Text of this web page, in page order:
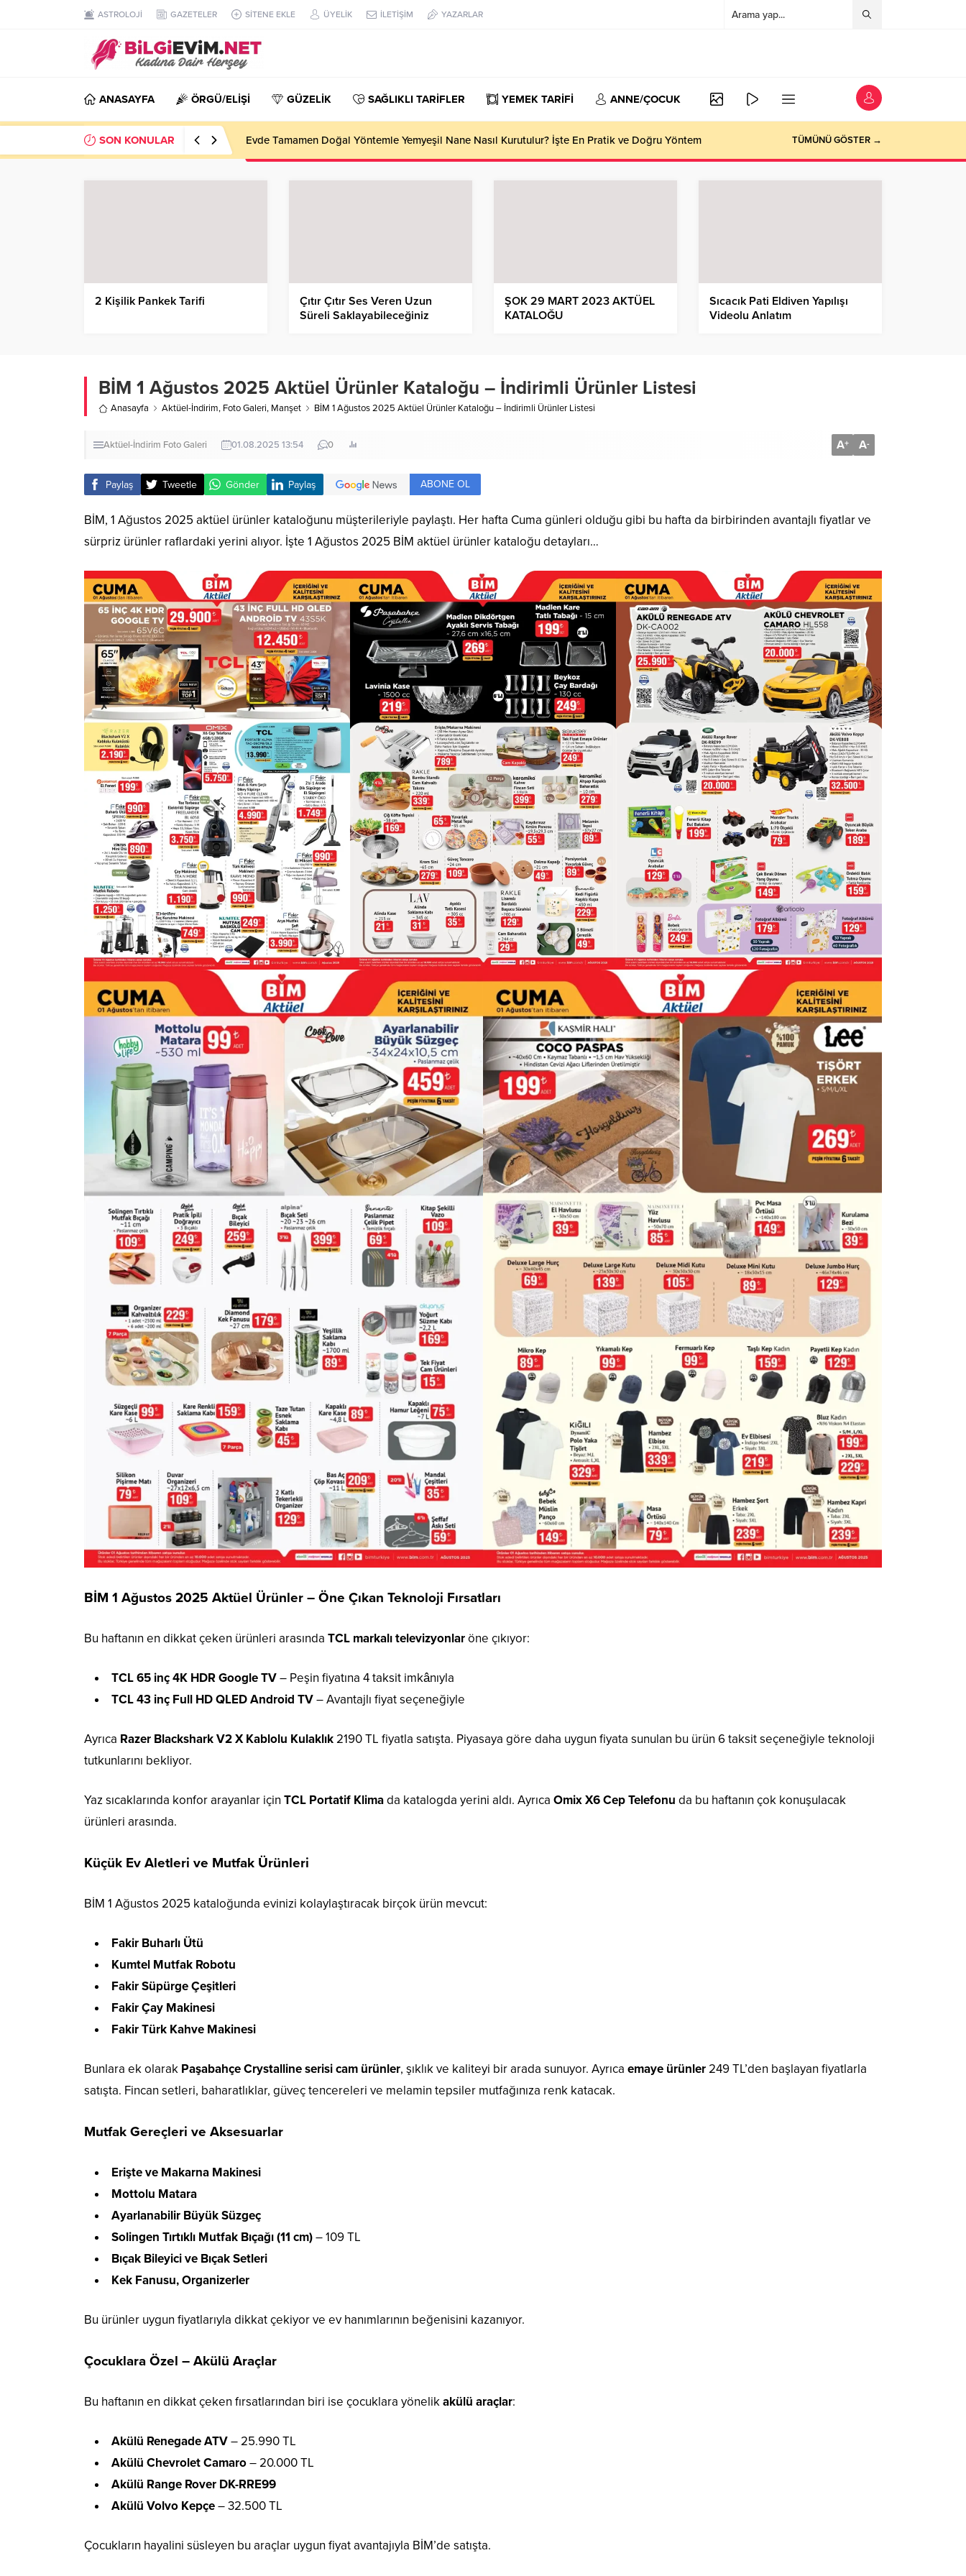
ASTROLOJİ GAZETELER SİTENE EKLE ÜYELİK İLETİŞİM YAZARLAR
ANASAYFA ÖRGÜ/ELİŞİ GÜZELİK SAĞLIKLI TARİFLER YEMEK TARİFİ ANNE/ÇOCUK
SON KONULAR Evde Tamamen Doğal Yöntemle Yemyeşil Nane Nasıl Kurutulur? İşte En Pratik ve Doğru Yöntem TÜMÜNÜ GÖSTER →
2 Kişilik Pankek Tarifi
Çıtır Çıtır Ses Veren Uzun
Süreli Saklayabileceğiniz
ŞOK 29 MART 2023 AKTÜEL
KATALOĞU
Sıcacık Pati Eldiven Yapılışı
Videolu Anlatım
BİM 1 Ağustos 2025 Aktüel Ürünler Kataloğu – İndirimli Ürünler Listesi
Anasayfa Aktüel-İndirim, Foto Galeri, Manşet BİM 1 Ağustos 2025 Aktüel Ürünler Kataloğu – İndirimli Ürünler Listesi
Aktüel-İndirim Foto Galeri 01.08.2025 13:54 0 A+ A-
Paylaş Tweetle Gönder Paylaş ABONE OL
BİM, 1 Ağustos 2025 aktüel ürünler kataloğunu müşterileriyle paylaştı. Her hafta Cuma günleri olduğu gibi bu hafta da birbirinden avantajlı fiyatlar ve
sürpriz ürünler raflardaki yerini alıyor. İşte 1 Ağustos 2025 BİM aktüel ürünler kataloğu detayları…
BİM 1 Ağustos 2025 Aktüel Ürünler – Öne Çıkan Teknoloji Fırsatları
Bu haftanın en dikkat çeken ürünleri arasında TCL markalı televizyonlaröne çıkıyor:
TCL 65 inç 4K HDR Google TV– Peşin fiyatına 4 taksit imkânıyla
TCL 43 inç Full HD QLED Android TV– Avantajlı fiyat seçeneğiyle
Ayrıca Razer Blackshark V2 X Kablolu Kulaklık 2190 TL fiyatla satışta. Piyasaya göre daha uygun fiyata sunulan bu ürün 6 taksit seçeneğiyle teknoloji
tutkunlarını bekliyor.
Yaz sıcaklarında konfor arayanlar için TCL Portatif Klimada katalogda yerini aldı. Ayrıca Omix X6 Cep Telefonu da bu haftanın çok konuşulacak
ürünleri arasında.
Küçük Ev Aletleri ve Mutfak Ürünleri
BİM 1 Ağustos 2025 kataloğunda evinizi kolaylaştıracak birçok ürün mevcut:
Fakir Buharlı Ütü
Kumtel Mutfak Robotu
Fakir Süpürge Çeşitleri
Fakir Çay Makinesi
Fakir Türk Kahve Makinesi
Bunlara ek olarak Paşabahçe Crystalline serisi cam ürünler, şıklık ve kaliteyi bir arada sunuyor. Ayrıca emaye ürünler 249 TL’den başlayan fiyatlarla
satışta. Fincan setleri, baharatlıklar, güveç tencereleri ve melamin tepsiler mutfağınıza renk katacak.
Mutfak Gereçleri ve Aksesuarlar
Erişte ve Makarna Makinesi
Mottolu Matara
Ayarlanabilir Büyük Süzgeç
Solingen Tırtıklı Mutfak Bıçağı (11 cm)– 109 TL
Bıçak Bileyici ve Bıçak Setleri
Kek Fanusu, Organizerler
Bu ürünler uygun fiyatlarıyla dikkat çekiyor ve ev hanımlarının beğenisini kazanıyor.
Çocuklara Özel – Akülü Araçlar
Bu haftanın en dikkat çeken fırsatlarından biri ise çocuklara yönelikakülü araçlar:
Akülü Renegade ATV– 25.990 TL
Akülü Chevrolet Camaro– 20.000 TL
Akülü Range Rover DK-RRE99
Akülü Volvo Kepçe– 32.500 TL
Çocukların hayalini süsleyen bu araçlar uygun fiyat avantajıyla BİM’de satışta.